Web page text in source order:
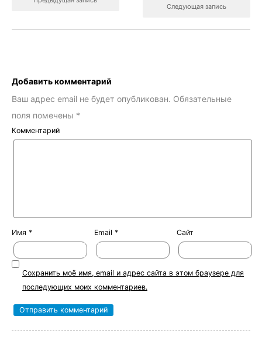
Следующая запись
Добавить комментарий
Ваш адрес email не будет опубликован. Обязательные
поля помечены *
Комментарий
Имя * Email * Сайт
Сохранить моё имя, email и адрес сайта в этом браузере для
последующих моих комментариев.